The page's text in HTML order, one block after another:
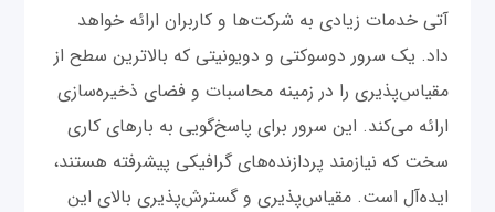
آتی خدمات زیادی به شرکت‌ها و کاربران ارائه خواهد
داد. یک سرور دوسوکتی و دویونیتی که بالاترین سطح از
مقیاس‌پذیری را در زمینه محاسبات و فضای ذخیره‌سازی
ارائه می‌کند. این سرور برای پاسخ‌گویی به بارهای کاری
سخت که نیازمند پردازنده‌های گرافیکی پیشرفته هستند،
ایده‌آل است. مقیاس‌پذیری و گسترش‌پذیری بالای این